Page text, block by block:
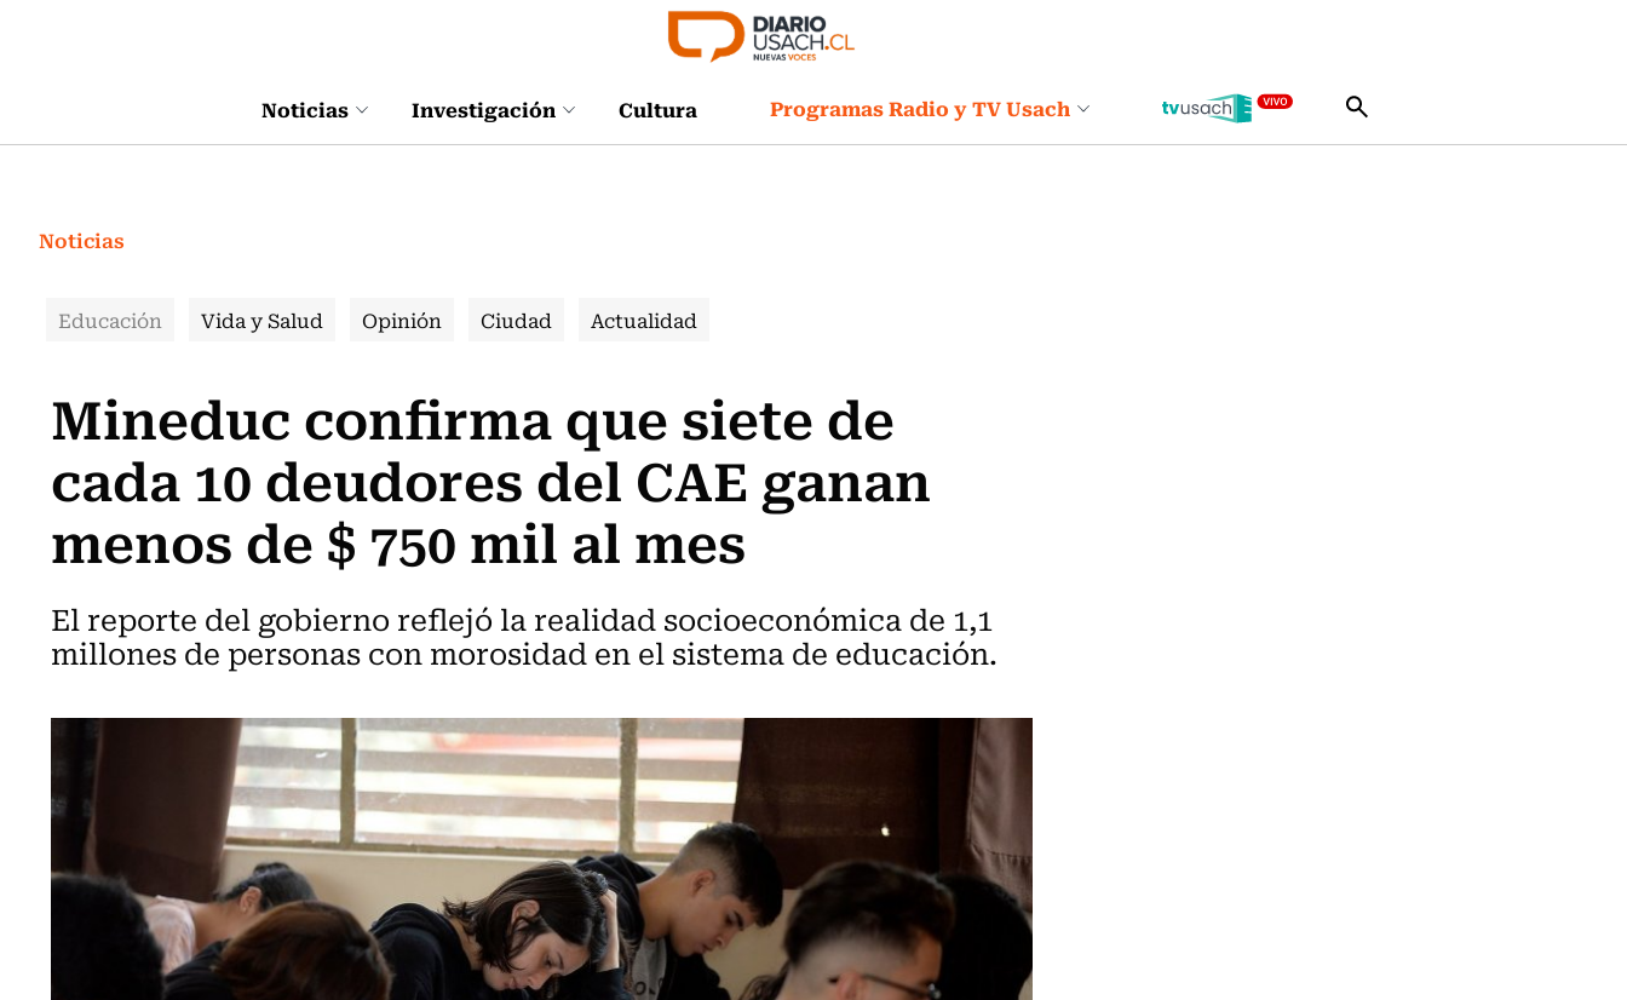
Noticias Investigación Cultura Programas Radio y TV Usach
Noticias
Educación Vida y Salud Opinión Ciudad Actualidad
Mineduc confirma que siete de
cada 10 deudores del CAE ganan
menos de $ 750 mil al mes
El reporte del gobierno reflejó la realidad socioeconómica de 1,1
millones de personas con morosidad en el sistema de educación.